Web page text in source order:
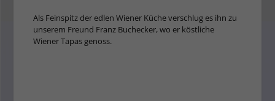
Als Feinspitz der edlen Wiener Küche verschlug es ihn zu
unserem Freund Franz Buchecker, wo er köstliche
Wiener Tapas genoss.